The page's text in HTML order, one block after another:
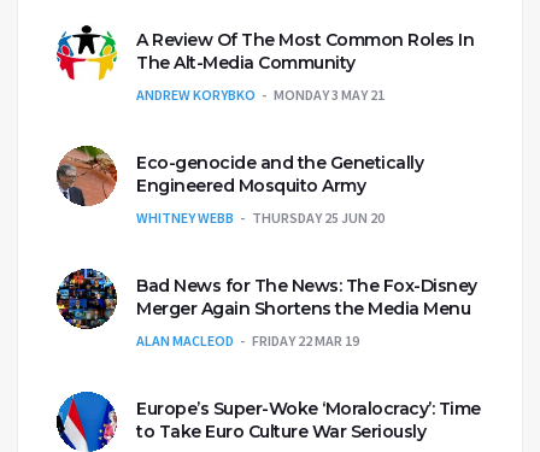
A Review Of The Most Common Roles In
The Alt-Media Community
ANDREW KORYBKO MONDAY 3 MAY 21
Eco-genocide and the Genetically
Engineered Mosquito Army
WHITNEY WEBB THURSDAY 25 JUN 20
Bad News for The News: The Fox-Disney
Merger Again Shortens the Media Menu
ALAN MACLEOD FRIDAY 22 MAR 19
Europe’s Super-Woke ‘Moralocracy’: Time
to Take Euro Culture War Seriously